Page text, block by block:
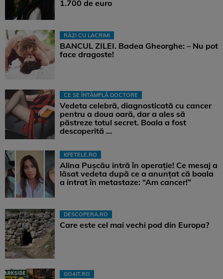
1.700 de euro
RÂZI CU LACRIMI
BANCUL ZILEI. Badea Gheorghe: – Nu pot
face dragoste!
CE SE ÎNTÂMPLĂ DOCTORE
Vedeta celebră, diagnosticată cu cancer
pentru a doua oară, dar a ales să
păstreze totul secret. Boala a fost
descoperită ...
KFETELE.RO
Alina Pușcău intră în operație! Ce mesaj a
lăsat vedeta după ce a anunțat că boala
a intrat în metastaze: “Am cancer!”
DESCOPERA.RO
Care este cel mai vechi pod din Europa?
GO4IT.RO